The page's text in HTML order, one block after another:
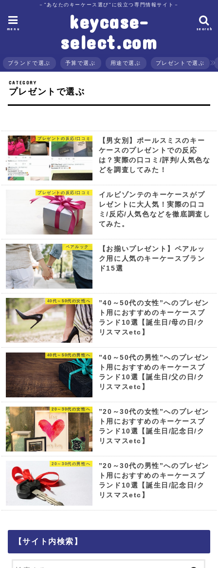
－"あなたのキーケース選び"に役立つ専門情報サイト－
keycase-
select.com
search
menu
ブランドで選ぶ 予算で選ぶ 用途で選ぶ プレゼントで選ぶ
プレゼントで選ぶ
プレゼントの反応/口コミ
【男女別】ポールスミスのキー
ケースのプレゼントでの反応
は？実際の口コミ/評判/人気色な
どを調査してみた！
プレゼントの反応/口コミ
イルビゾンテのキーケースがプ
レゼントに大人気！実際の口コ
ミ/反応/人気色などを徹底調査し
てみた。
ペアルック
【お揃いプレゼント】ペアルッ
ク用に人気のキーケースブラン
ド15選
40代～50代の女性へ
”40～50代の女性”へのプレゼン
ト用におすすめのキーケースブ
ランド10選【誕生日/母の日/ク
リスマスetc】
40代～50代の男性へ
”40～50代の男性”へのプレゼン
ト用におすすめのキーケースブ
ランド10選【誕生日/父の日/ク
リスマスetc】
20～30代の女性へ
”20～30代の女性”へのプレゼン
ト用におすすめのキーケースブ
ランド10選【誕生日/記念日/ク
リスマスetc】
20～30代の男性へ
”20～30代の男性”へのプレゼン
ト用におすすめのキーケースブ
ランド10選【誕生日/記念日/ク
リスマスetc】
【サイト内検索】